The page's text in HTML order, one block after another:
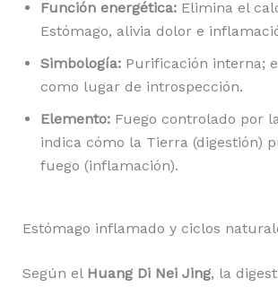
Función energética:Elimina el
Estómago, alivia dolor e
Simbología:Purificación interna;
como lugar de introspección.
Elemento:Fuego controlado por
indica cómo la Tierra (digestión)
fuego (inflamación).
Estómago inflamado y ciclos
Según el Huang Di Nei Jing, la